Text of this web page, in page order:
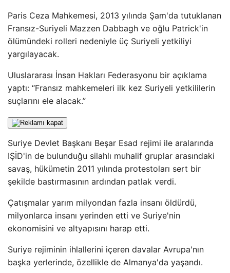
Paris Ceza Mahkemesi, 2013 yılında Şam'da tutuklanan
Fransız-Suriyeli Mazzen Dabbagh ve oğlu Patrick'in
ölümündeki rolleri nedeniyle üç Suriyeli yetkiliyi
yargılayacak.
Uluslararası İnsan Hakları Federasyonu bir açıklama
yaptı: “Fransız mahkemeleri ilk kez Suriyeli yetkililerin
suçlarını ele alacak.”
Suriye Devlet Başkanı Beşar Esad rejimi ile aralarında
IŞİD'in de bulunduğu silahlı muhalif gruplar arasındaki
savaş, hükümetin 2011 yılında protestoları sert bir
şekilde bastırmasının ardından patlak verdi.
Çatışmalar yarım milyondan fazla insanı öldürdü,
milyonlarca insanı yerinden etti ve Suriye'nin
ekonomisini ve altyapısını harap etti.
Suriye rejiminin ihlallerini içeren davalar Avrupa'nın
başka yerlerinde, özellikle de Almanya'da yaşandı.